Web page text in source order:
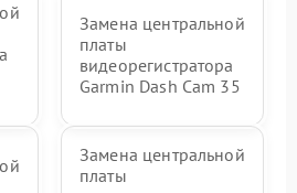
Замена центральной
платы
видеорегистратора
Garmin Dash Cam 35
Замена центральной
платы